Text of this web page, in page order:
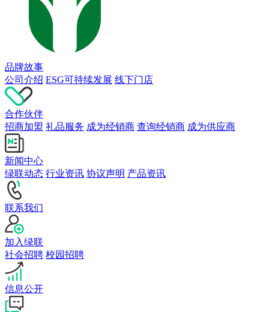
品牌故事
公司介绍 ESG可持续发展 线下门店
合作伙伴
招商加盟 礼品服务 成为经销商 查询经销商 成为供应商
新闻中心
绿联动态 行业资讯 协议声明 产品资讯
联系我们
加入绿联
社会招聘 校园招聘
信息公开